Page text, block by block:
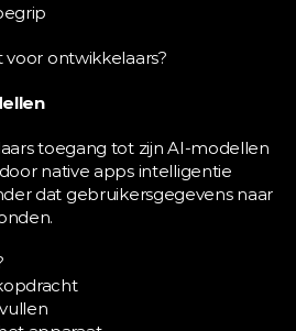
ontwikkelaars?
toegang tot zijn AI-modellen
native apps intelligentie
dat gebruikersgegevens naar